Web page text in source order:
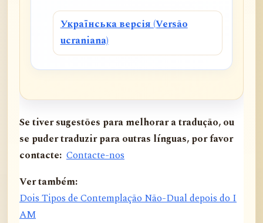
Українська версія (Versão
ucraniana)
Se tiver sugestões para melhorar a tradução, ou
se puder traduzir para outras línguas, por favor
contacte: Contacte-nos
Ver também:
Dois Tipos de Contemplação Não-Dual depois do I
AM